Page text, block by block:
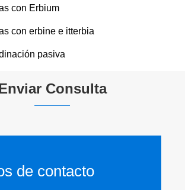
con Erbium
con erbine e itterbia
pasiva
Consulta
de contacto